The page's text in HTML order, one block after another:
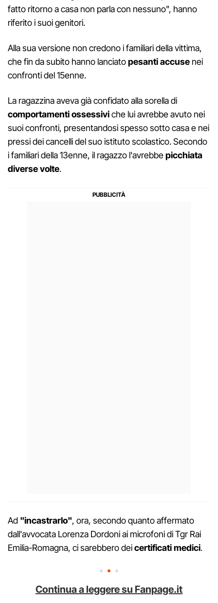
fatto ritorno a casa non parla con nessuno", hanno
riferito i suoi genitori.
Alla sua versione non credono i familiari della vittima,
che fin da subito hanno lanciatopesanti accuse nei
confronti del 15enne.
La ragazzina aveva già confidato alla sorella di
comportamenti ossessiviche lui avrebbe avuto nei
suoi confronti, presentandosi spesso sotto casa e nei
pressi dei cancelli del suo istituto scolastico. Secondo
i familiari della 13enne, il ragazzo l'avrebbepicchiata
diverse volte.
Ad "incastrarlo", ora, secondo quanto affermato
dall'avvocata Lorenza Dordoni ai microfoni di Tgr Rai
Emilia-Romagna, ci sarebbero deicertificati medici.
Continua a leggere su Fanpage.it